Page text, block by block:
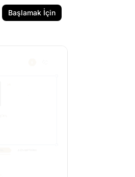
Başlamak İçin